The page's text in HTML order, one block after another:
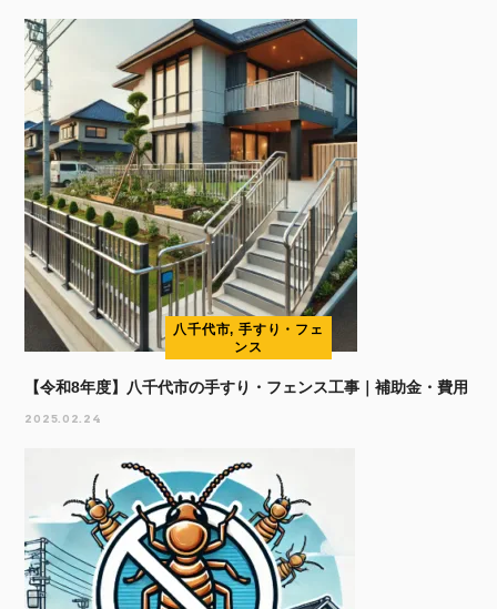
八千代市, 手すり・フェ
ンス
【令和8年度】八千代市の手すり・フェンス工事｜補助金・費用
2025.02.24